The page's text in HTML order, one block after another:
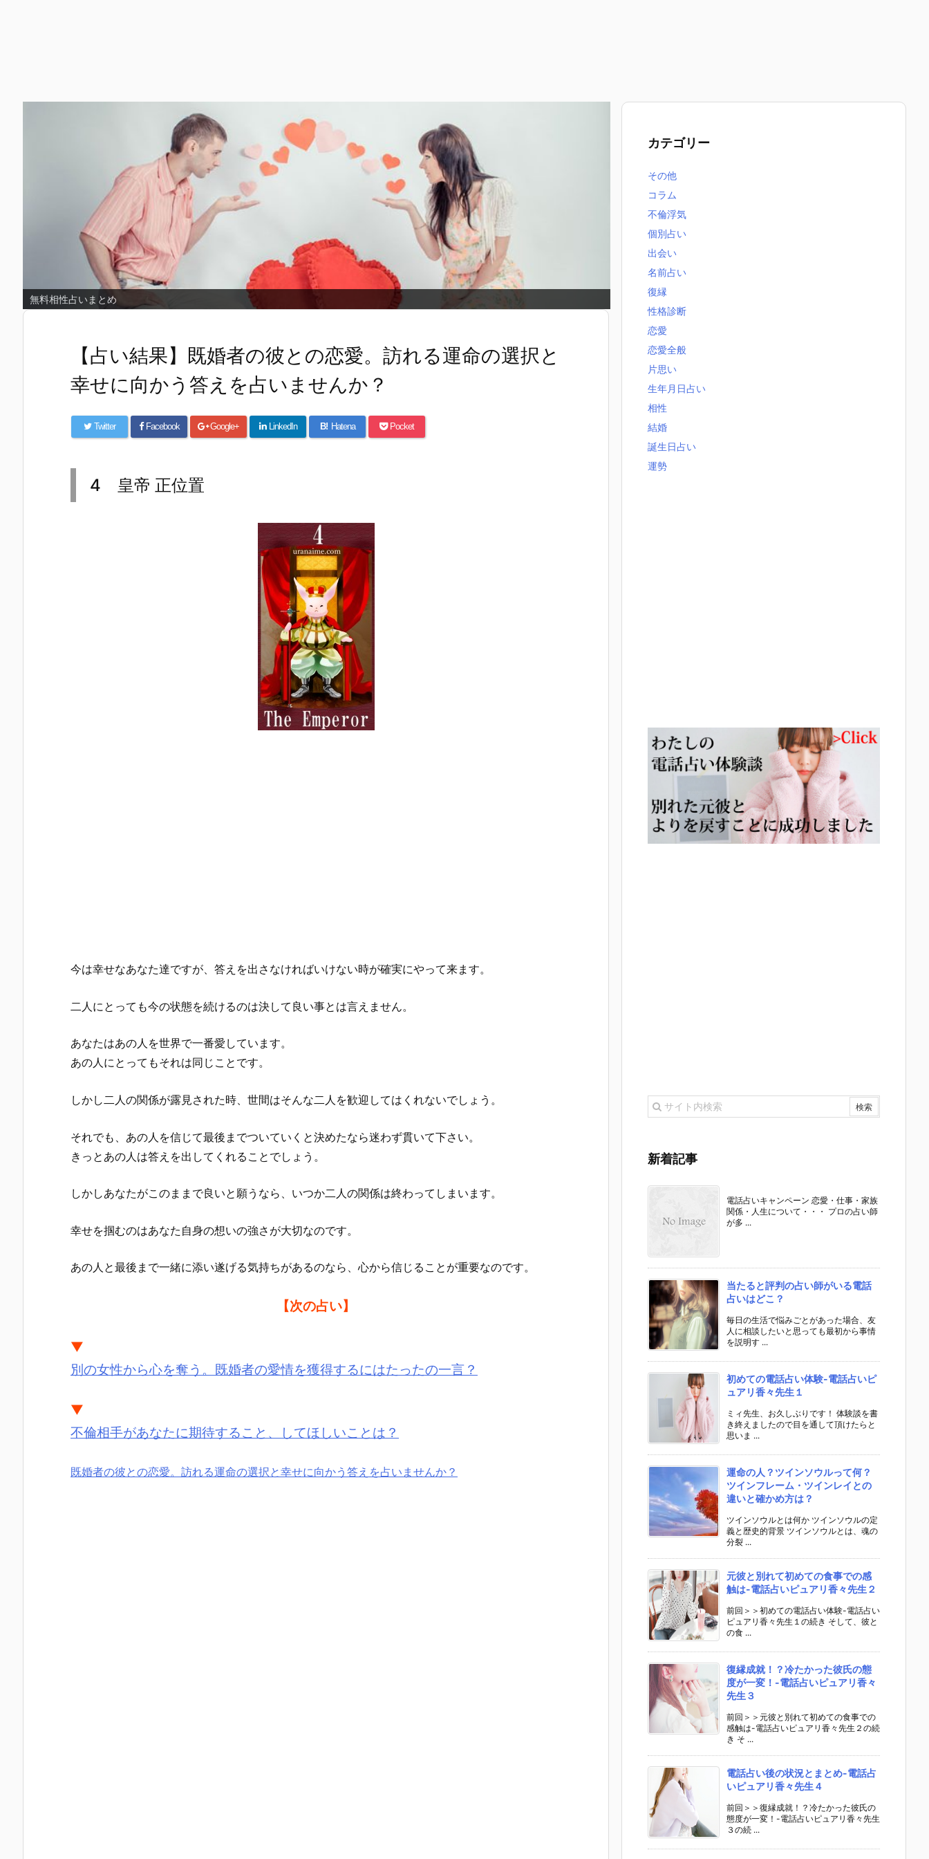
無料片思い占いまとめ
【占い結果】既婚者の彼との恋愛。訪れる運命の選択と
幸せに向かう答えを占いませんか？
Twitter Facebook Google+ LinkedIn B! Hatena Pocket
4 皇帝 正位置
今は幸せなあなた達ですが、答えを出さなければいけない時が確実にやって来ます。
二人にとっても今の状態を続けるのは決して良い事とは言えません。
あなたはあの人を世界で一番愛しています。
あの人にとってもそれは同じことです。
しかし二人の関係が露見された時、世間はそんな二人を歓迎してはくれないでしょう。
それでも、あの人を信じて最後までついていくと決めたなら迷わず貫いて下さい。
きっとあの人は答えを出してくれることでしょう。
しかしあなたがこのままで良いと願うなら、いつか二人の関係は終わってしまいます。
幸せを掴むのはあなた自身の想いの強さが大切なのです。
あの人と最後まで一緒に添い遂げる気持ちがあるのなら、心から信じることが重要なのです。
【次の占い】
▼
別の女性から心を奪う。既婚者の愛情を獲得するにはたったの一言？
▼
不倫相手があなたに期待すること、してほしいことは？
既婚者の彼との恋愛。訪れる運命の選択と幸せに向かう答えを占いませんか？
カテゴリー
その他
コラム
不倫浮気
個別占い
出会い
名前占い
復縁
性格診断
恋愛
恋愛全般
片思い
生年月日占い
相性
結婚
誕生日占い
運勢
新着記事
電話占いキャンペーン 恋愛・仕事・家族
関係・人生について・・・ プロの占い師
が多 ...
当たると評判の占い師がいる電話
占いはどこ？
毎日の生活で悩みごとがあった場合、友
人に相談したいと思っても最初から事情
を説明す ...
初めての電話占い体験-電話占いピ
ュアリ香々先生１
ミィ先生、お久しぶりです！ 体験談を書
き終えましたので目を通して頂けたらと
思いま ...
運命の人？ツインソウルって何？
ツインフレーム・ツインレイとの
違いと確かめ方は？
ツインソウルとは何か ツインソウルの定
義と歴史的背景 ツインソウルとは、魂の
分裂 ...
元彼と別れて初めての食事での感
触は-電話占いピュアリ香々先生２
前回＞＞初めての電話占い体験-電話占い
ピュアリ香々先生１の続き そして、彼と
の食 ...
復縁成就！？冷たかった彼氏の態
度が一変！-電話占いピュアリ香々
先生３
前回＞＞元彼と別れて初めての食事での
感触は-電話占いピュアリ香々先生２の続
き そ ...
電話占い後の状況とまとめ-電話占
いピュアリ香々先生４
前回＞＞復縁成就！？冷たかった彼氏の
態度が一変！-電話占いピュアリ香々先生
３の続 ...